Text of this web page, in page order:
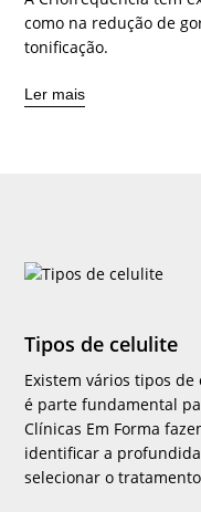
como na redução de
tonificação.
Ler mais
Tipos de celulite
Existem vários tipos
é parte fundamental
Clínicas Em Forma
identificar a
selecionar o